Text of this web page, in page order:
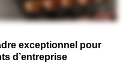
exceptionnel pour
d’entreprise